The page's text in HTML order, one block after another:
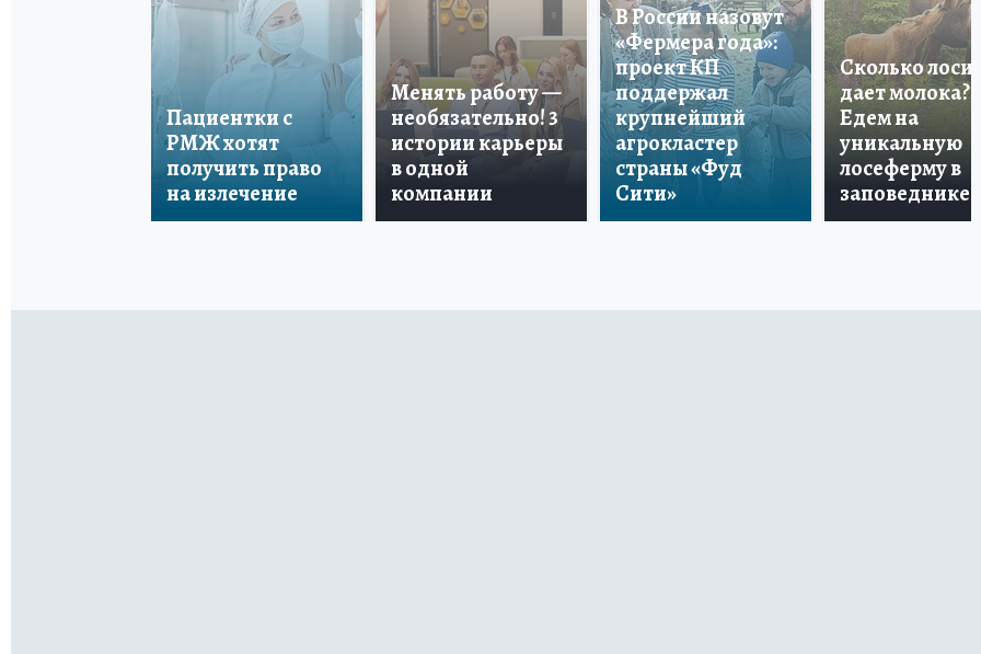
Пациентки с
РМЖ хотят
получить право
на излечение
Менять работу —
необязательно! 3
истории карьеры
в одной
компании
В России назовут
«Фермера года»:
проект КП
поддержал
крупнейший
агрокластер
страны «Фуд
Сити»
Сколько лосиха
дает молока?
Едем на
уникальную
лосеферму в
заповеднике!